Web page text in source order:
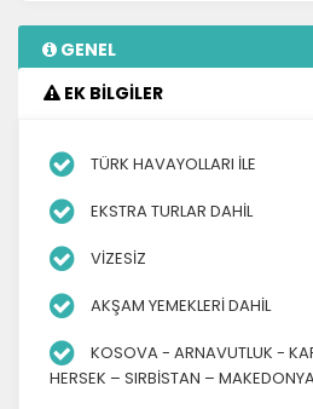
GENEL
EK BİLGİLER
TÜRK HAVAYOLLARI İLE
EKSTRA TURLAR DAHİL
VİZESİZ
AKŞAM YEMEKLERİ DAHİL
KOSOVA - ARNAVUTLUK -
HERSEK – SIRBİSTAN –